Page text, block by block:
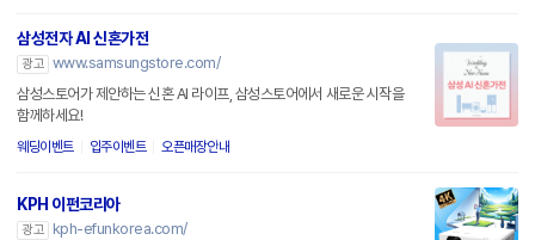
삼성전자 AI 신혼가전
광고 www.samsungstore.com/
삼성스토어가 제안하는 신혼 AI 라이프, 삼성스토어에서 새로운 시작을
함께하세요!
웨딩이벤트 입주이벤트 오픈매장안내
KPH 이펀코리아
광고
kph-efunkorea.com/